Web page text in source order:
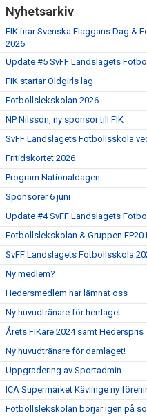
SPONSRING & ANNONSPLATSER
KALENDER
DOKUMENT
INSTAGRAM
Nyhetsarkiv
FIK firar Svenska Flaggans Dag &
2026
Update #5 SvFF Landslagets
FIK startar Oldgirls lag
Fotbollslekskolan 2026
NP Nilsson, ny sponsor till FIK
SvFF Landslagets Fotbollsskola
Fritidskortet 2026
Program Nationaldagen
Sponsorer 6 juni
Update #4 SvFF Landslagets
Fotbollslekskolan & Gruppen
SvFF Landslagets Fotbollsskola
Ny medlem?
Hedersmedlem har lämnat oss
Ny huvudtränare för herrlaget
Årets FIKare 2024 samt Hederspris
Ny huvudtränare för damlaget!
Uppgradering av Sportadmin
ICA Supermarket Kävlinge ny
Fotbollslekskolan börjar igen på